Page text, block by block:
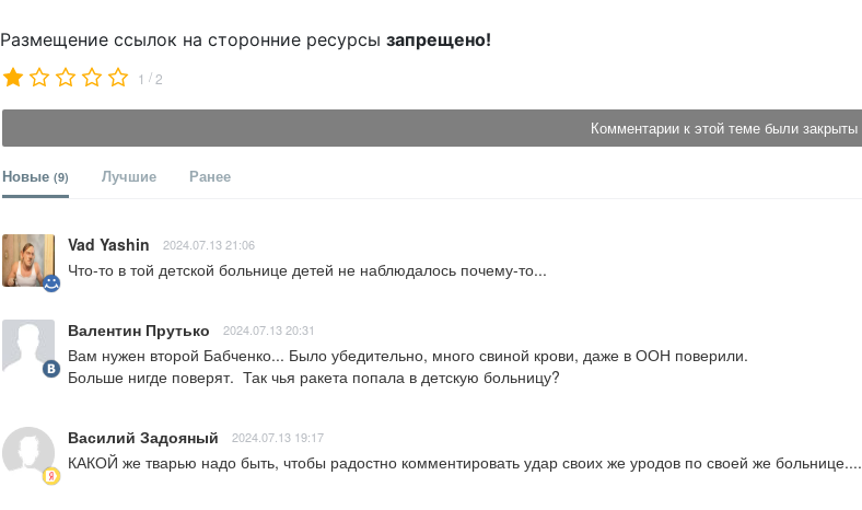
Размещение ссылок на сторонние ресурсы запрещено!
1 /2
Комментарии к этой теме были закрыты
Новые (9) Лучшие Ранее
Vad Yashin 2024.07.13 21:06
Что-то в той детской больнице детей не наблюдалось почему-то...
Валентин Прутько 2024.07.13 20:31
Вам нужен второй Бабченко... Было убедительно, много свиной крови, даже в ООН поверили.
Больше нигде поверят.  Так чья ракета попала в детскую больницу?
Василий Задояный 2024.07.13 19:17
КАКОЙ же тварью надо быть, чтобы радостно комментировать удар своих же уродов по своей же больнице....